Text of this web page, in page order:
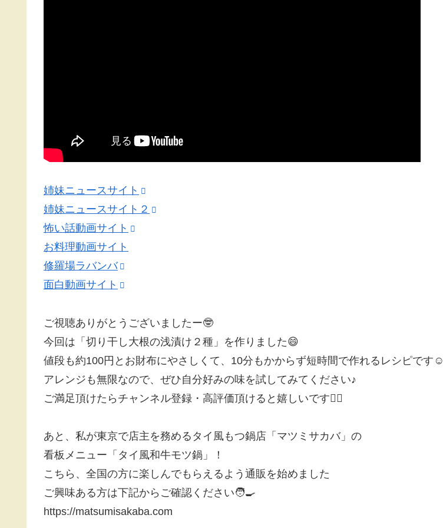
姉妹ニュースサイト
姉妹ニュースサイト２
怖い話動画サイト
お料理動画サイト
修羅場ラバンバ
面白動画サイト
ご視聴ありがとうございましたー🤓
今回は「切り干し大根の浅漬け２種」を作りました😄
値段も約100円とお財布にやさしくて、10分もかからず短時間で作れるレシピです☺️
アレンジも無限なので、ぜひ自分好みの味を試してみてください♪
ご満足頂けたらチャンネル登録・高評価頂けると嬉しいです🙇‍♂️
あと、私が東京で店主を務めるタイ風もつ鍋店「マツミサカバ」の
看板メニュー「タイ風和牛モツ鍋」！
こちら、全国の方に楽しんでもらえるよう通販を始めました
ご興味ある方は下記からご確認ください🧑‍🍳
https://matsumisakaba.com